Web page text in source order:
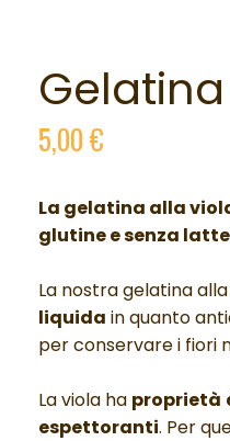
5,00€
La gelatina alla
glutine e senza latte
La nostra gelatina
liquida in quanto
per conservare i fiori
La viola ha proprietà
espettoranti. Per